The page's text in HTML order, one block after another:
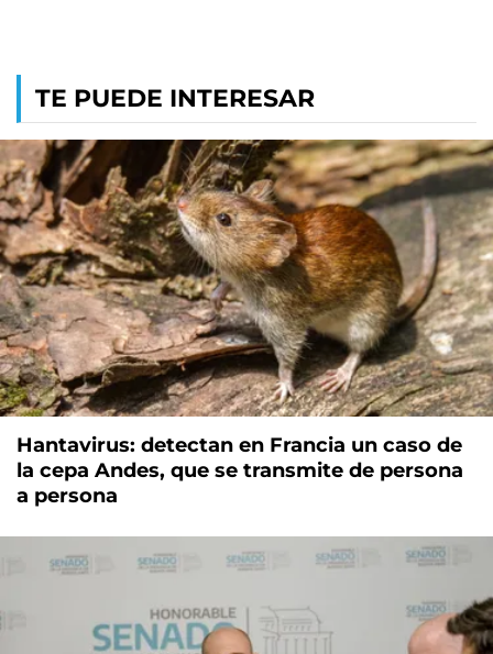
TE PUEDE INTERESAR
Hantavirus: detectan en Francia un caso de
la cepa Andes, que se transmite de persona
a persona